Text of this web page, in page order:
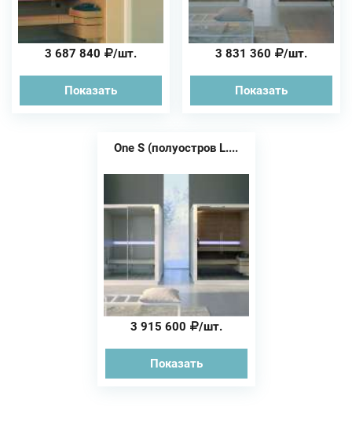
3 687 840 /шт.
Показать
3 831 360 /шт.
Показать
One S (полуостров L....
3 915 600 /шт.
Показать